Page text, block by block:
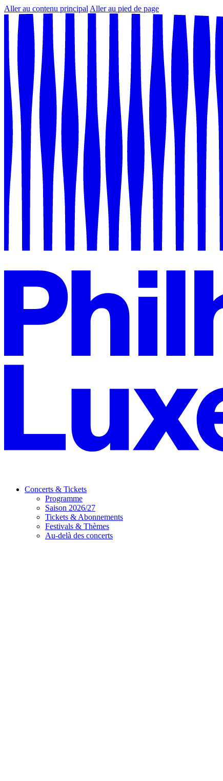
Aller au contenu principal Aller au pied de page
Concerts & Tickets
Programme
Saison 2026/27
Tickets & Abonnements
Festivals & Thèmes
Au-delà des concerts